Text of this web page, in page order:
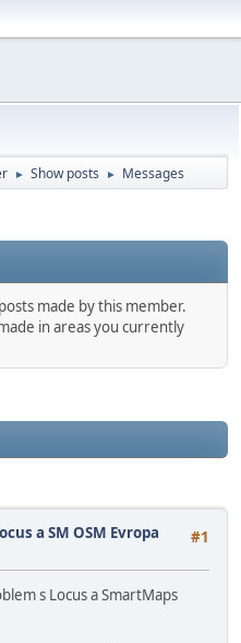
► Show posts ► Messages
made by this member.
in areas you currently
#1
a SM OSM Evropa
s Locus a SmartMaps